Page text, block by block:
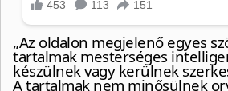
„Az oldalon megjelenő egyes
tartalmak mesterséges
készülnek vagy kerülnek
A tartalmak nem minősülnek